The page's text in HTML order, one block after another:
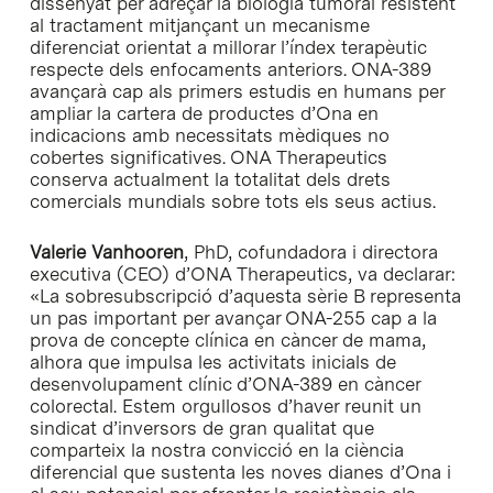
al tractament mitjançant un mecanisme
diferenciat orientat a millorar l’índex terapèutic
respecte dels enfocaments anteriors. ONA-389
avançarà cap als primers estudis en humans per
ampliar la cartera de productes d’Ona en
indicacions amb necessitats mèdiques no
cobertes significatives. ONA Therapeutics
conserva actualment la totalitat dels drets
comercials mundials sobre tots els seus actius.
Valerie Vanhooren, PhD, cofundadora i directora
executiva (CEO) d’ONA Therapeutics, va declarar:
«La sobresubscripció d’aquesta sèrie B representa
un pas important per avançar ONA-255 cap a la
prova de concepte clínica en càncer de mama,
alhora que impulsa les activitats inicials de
desenvolupament clínic d’ONA-389 en càncer
colorectal. Estem orgullosos d’haver reunit un
sindicat d’inversors de gran qualitat que
comparteix la nostra convicció en la ciència
diferencial que sustenta les noves dianes d’Ona i